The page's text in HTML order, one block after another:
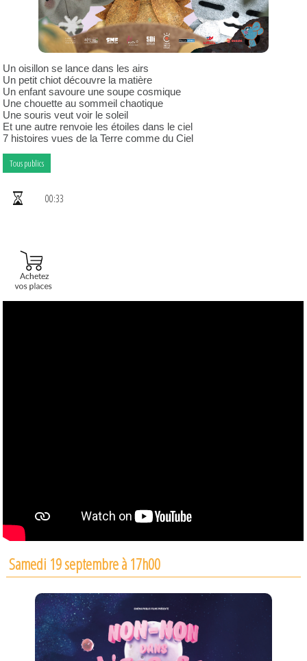
Un oisillon se lance dans les airs
Un petit chiot découvre la matière
Un enfant savoure une soupe cosmique
Une chouette au sommeil chaotique
Une souris veut voir le soleil
Et une autre renvoie les étoiles dans le ciel
7 histoires vues de la Terre comme du Ciel
Tous publics
00:33
Samedi 19 septembre à 17h00